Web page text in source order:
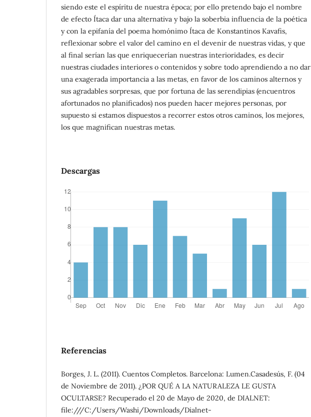
siendo este el espíritu de nuestra época; por ello pretendo bajo el nombre
de efecto Ítaca dar una alternativa y bajo la soberbia influencia de la poética
y con la epifanía del poema homónimo Ítaca de Konstantinos Kavafis,
reflexionar sobre el valor del camino en el devenir de nuestras vidas, y que
al final serían las que enriquecerían nuestras interioridades, es decir
nuestras ciudades interiores o contenidos y sobre todo aprendiendo a no dar
una exagerada importancia a las metas, en favor de los caminos alternos y
sus agradables sorpresas, que por fortuna de las serendipias (encuentros
afortunados no planificados) nos pueden hacer mejores personas, por
supuesto si estamos dispuestos a recorrer estos otros caminos, los mejores,
los que magnifican nuestras metas.
Descargas
Referencias
Borges, J. L. (2011). Cuentos Completos. Barcelona: Lumen.Casadesús, F. (04
de Noviembre de 2011). ¿POR QUÉ A LA NATURALEZA LE GUSTA
OCULTARSE? Recuperado el 20 de Mayo de 2020, de DIALNET:
file:///C:/Users/Washi/Downloads/Dialnet-